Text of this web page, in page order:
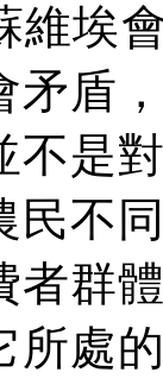
維埃
矛盾
不是
民不
者群
所處